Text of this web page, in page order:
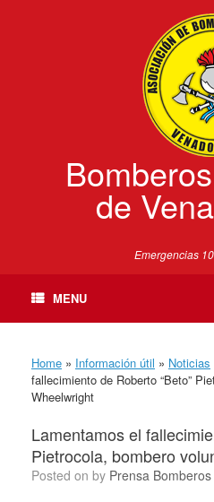
de
Emergencias
MENU
Home » Información útil » Noticias
fallecimiento de Roberto “Beto”
Wheelwright
Lamentamos el
Pietrocola, bombero
Posted on by Prensa Bomberos